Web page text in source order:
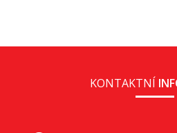
KONTAKTNÍ